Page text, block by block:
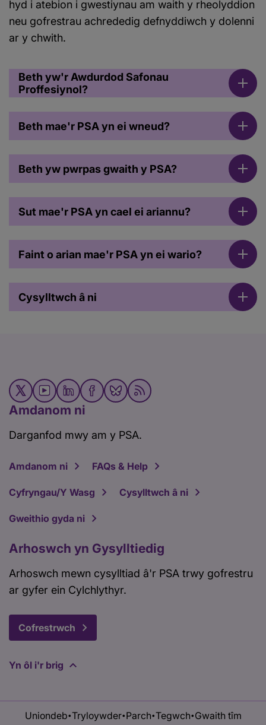
hyd i atebion i gwestiynau am waith y rheolyddion
neu gofrestrau achrededig defnyddiwch y dolenni
ar y chwith.
Beth yw'r Awdurdod Safonau
Proffesiynol?
Beth mae'r PSA yn ei wneud?
Beth yw pwrpas gwaith y PSA?
Sut mae'r PSA yn cael ei ariannu?
Faint o arian mae'r PSA yn ei wario?
Cysylltwch â ni
Amdanom ni
Darganfod mwy am y PSA.
Amdanom ni FAQs & Help
Cyfryngau/Y Wasg Cysylltwch â ni
Gweithio gyda ni
Arhoswch yn Gysylltiedig
Arhoswch mewn cysylltiad â'r PSA trwy gofrestru
ar gyfer ein Cylchlythyr.
Cofrestrwch
Yn ôl i'r brig
Uniondeb•Tryloywder• Parch•Tegwch• Gwaith tîm